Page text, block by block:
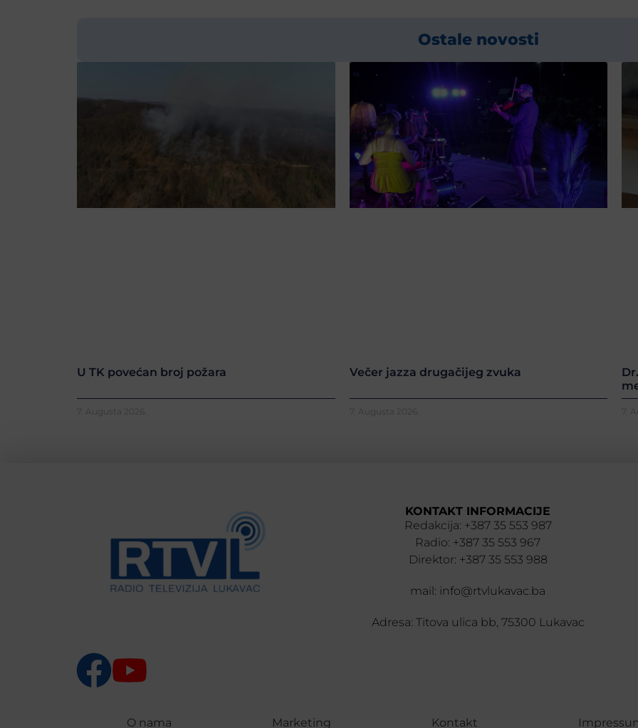
Ostale novosti
U TK povećan broj požara
7. Augusta 2026.
Večer jazza drugačijeg zvuka
7. Augusta 2026. 7.
KONTAKT INFORMACIJE
Redakcija: +387 35 553 987
Radio: +387 35 553 967
Direktor: +387 35 553 988
mail: info@rtvlukavac.ba
Adresa: Titova ulica bb, 75300 Lukavac
O nama Marketing Kontakt